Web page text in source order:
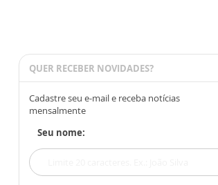
QUER RECEBER NOVIDADES?
Cadastre seu e-mail e receba notícias
mensalmente
Seu nome: